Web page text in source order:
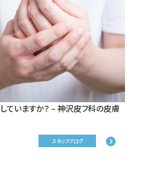
ていますか？ – 神沢皮フ科の皮膚
スタッフブログ